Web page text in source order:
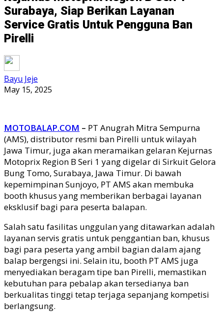
Surabaya, Siap Berikan Layanan
Service Gratis Untuk Pengguna Ban
Pirelli
Bayu Jeje
May 15, 2025
MOTOBALAP.COM – PT Anugrah Mitra Sempurna
(AMS), distributor resmi ban Pirelli untuk wilayah
Jawa Timur, juga akan meramaikan gelaran Kejurnas
Motoprix Region B Seri 1 yang digelar di Sirkuit Gelora
Bung Tomo, Surabaya, Jawa Timur. Di bawah
kepemimpinan Sunjoyo, PT AMS akan membuka
booth khusus yang memberikan berbagai layanan
eksklusif bagi para peserta balapan.
Salah satu fasilitas unggulan yang ditawarkan adalah
layanan servis gratis untuk penggantian ban, khusus
bagi para peserta yang ambil bagian dalam ajang
balap bergengsi ini. Selain itu, booth PT AMS juga
menyediakan beragam tipe ban Pirelli, memastikan
kebutuhan para pebalap akan tersedianya ban
berkualitas tinggi tetap terjaga sepanjang kompetisi
berlangsung.